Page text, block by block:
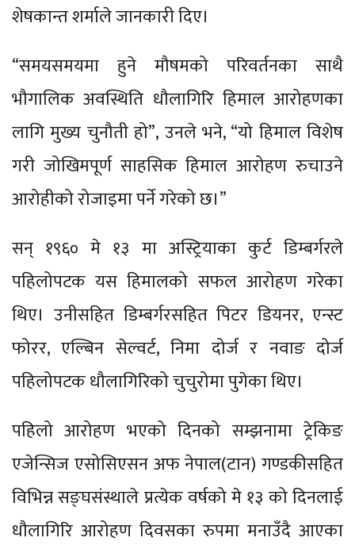
शेषकान्त शर्माले जानकारी दिए।
“समयसमयमा हुने मौषमको परिवर्तनका साथै
भौगालिक अवस्थिति धौलागिरि हिमाल आरोहणका
लागि मुख्य चुनौती हो”, उनले भने, “यो हिमाल विशेष
गरी जोखिमपूर्ण साहसिक हिमाल आरोहण रुचाउने
आरोहीको रोजाइमा पर्ने गरेको छ।”
सन् १९६० मे १३ मा अस्ट्रियाका कुर्ट डिम्बर्गरले
पहिलोपटक यस हिमालको सफल आरोहण गरेका
थिए। उनीसहित डिम्बर्गरसहित पिटर डियनर, एन्स्ट
फोरर, एल्बिन सेल्वर्ट, निमा दोर्ज र नवाङ दोर्ज
पहिलोपटक धौलागिरिको चुचुरोमा पुगेका थिए।
पहिलो आरोहण भएको दिनको सम्झनामा ट्रेकिङ
एजेन्सिज एसोसिएसन अफ नेपाल(टान) गण्डकीसहित
विभिन्न सङ्घसंस्थाले प्रत्येक वर्षको मे १३ को दिनलाई
धौलागिरि आरोहण दिवसका रुपमा मनाउँदै आएका